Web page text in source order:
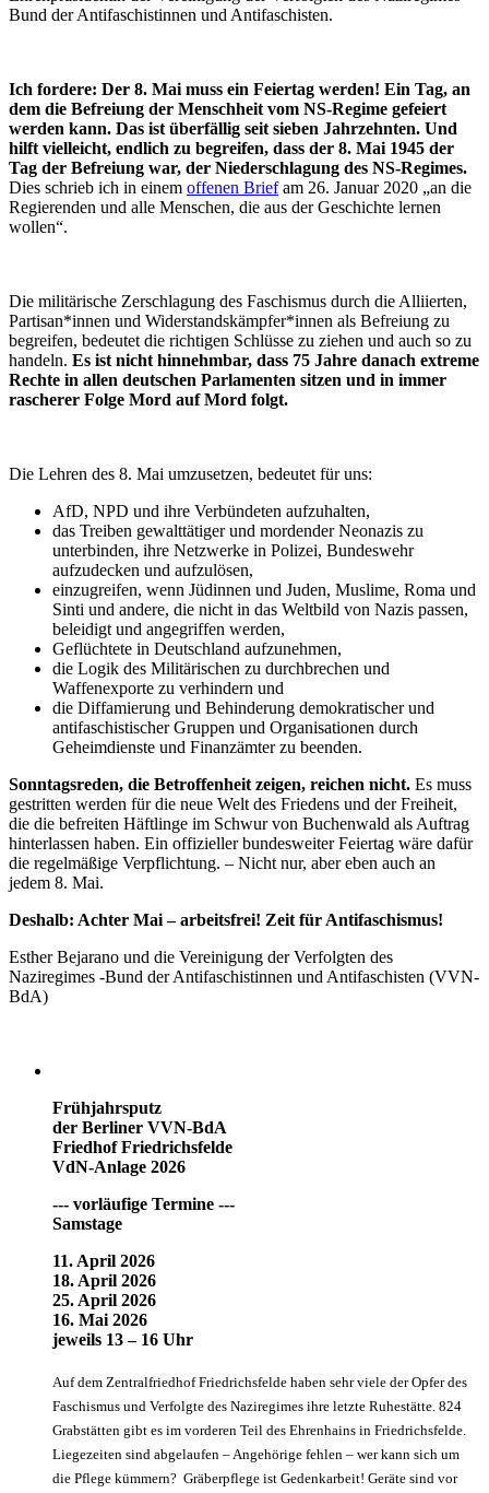
Bund der Antifaschistinnen und Antifaschisten.
Ich fordere: Der 8. Mai muss ein Feiertag werden! Ein Tag, an
dem die Befreiung der Menschheit vom NS-Regime gefeiert
werden kann. Das ist überfällig seit sieben Jahrzehnten. Und
hilft vielleicht, endlich zu begreifen, dass der 8. Mai 1945 der
Tag der Befreiung war, der Niederschlagung des NS-Regimes.
Dies schrieb ich in einem offenen Briefam 26. Januar 2020 „an die
Regierenden und alle Menschen, die aus der Geschichte lernen
wollen“.
Die militärische Zerschlagung des Faschismus durch die Alliierten,
Partisan*innen und Widerstandskämpfer*innen als Befreiung zu
begreifen, bedeutet die richtigen Schlüsse zu ziehen und auch so zu
handeln. Es ist nicht hinnehmbar, dass 75 Jahre danach extreme
Rechte in allen deutschen Parlamenten sitzen und in immer
rascherer Folge Mord auf Mord folgt.
Die Lehren des 8. Mai umzusetzen, bedeutet für uns:
AfD, NPD und ihre Verbündeten aufzuhalten,
das Treiben gewalttätiger und mordender Neonazis zu
unterbinden, ihre Netzwerke in Polizei, Bundeswehr
aufzudecken und aufzulösen,
einzugreifen, wenn Jüdinnen und Juden, Muslime, Roma und
Sinti und andere, die nicht in das Weltbild von Nazis passen,
beleidigt und angegriffen werden,
Geflüchtete in Deutschland aufzunehmen,
die Logik des Militärischen zu durchbrechen und
Waffenexporte zu verhindern und
die Diffamierung und Behinderung demokratischer und
antifaschistischer Gruppen und Organisationen durch
Geheimdienste und Finanzämter zu beenden.
Sonntagsreden, die Betroffenheit zeigen, reichen nicht. Es muss
gestritten werden für die neue Welt des Friedens und der Freiheit,
die die befreiten Häftlinge im Schwur von Buchenwald als Auftrag
hinterlassen haben. Ein offizieller bundesweiter Feiertag wäre dafür
die regelmäßige Verpflichtung. – Nicht nur, aber eben auch an
jedem 8. Mai.
Deshalb: Achter Mai – arbeitsfrei! Zeit für Antifaschismus!
Esther Bejarano und die Vereinigung der Verfolgten des
Naziregimes -Bund der Antifaschistinnen und Antifaschisten (VVN-
BdA)
Frühjahrsputz
der Berliner VVN-BdA
Friedhof Friedrichsfelde
VdN-Anlage 2026
--- vorläufige Termine ---
Samstage
11. April 2026
18. April 2026
25. April 2026
16. Mai 2026
jeweils 13 – 16 Uhr
Auf dem Zentralfriedhof Friedrichsfelde haben sehr viele der Opfer des
Faschismus und Verfolgte des Naziregimes ihre letzte Ruhestätte. 824
Grabstätten gibt es im vorderen Teil des Ehrenhains in Friedrichsfelde.
Liegezeiten sind abgelaufen – Angehörige fehlen – wer kann sich um
die Pflege kümmern? Gräberpflege ist Gedenkarbeit! Geräte sind vor